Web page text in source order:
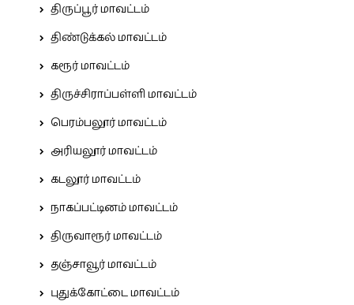
திருப்பூர் மாவட்டம்
திண்டுக்கல் மாவட்டம்
கரூர் மாவட்டம்
திருச்சிராப்பள்ளி மாவட்டம்
பெரம்பலூர் மாவட்டம்
அரியலூர் மாவட்டம்
கடலூர் மாவட்டம்
நாகப்பட்டினம் மாவட்டம்
திருவாரூர் மாவட்டம்
தஞ்சாவூர் மாவட்டம்
புதுக்கோட்டை மாவட்டம்